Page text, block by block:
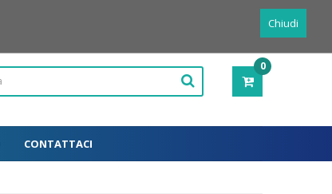
0
-
CONTATTACI
Chiudi